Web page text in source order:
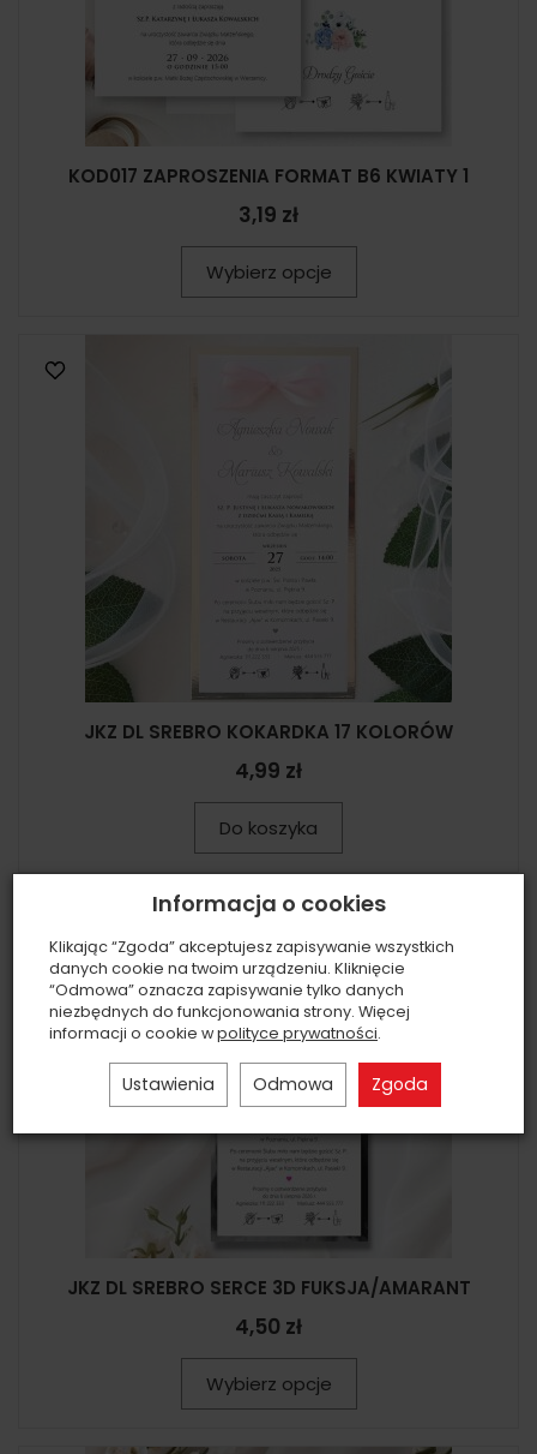
KOD017 ZAPROSZENIA FORMAT B6 KWIATY 1
3,19 zł
Wybierz opcje
JKZ DL SREBRO KOKARDKA 17 KOLORÓW
4,99 zł
Do koszyka
JKZ DL SREBRO SERCE 3D FUKSJA/AMARANT
4,50 zł
Wybierz opcje
Informacja o cookies
Klikając “Zgoda” akceptujesz zapisywanie wszystkich
danych cookie na twoim urządzeniu. Kliknięcie
“Odmowa” oznacza zapisywanie tylko danych
niezbędnych do funkcjonowania strony. Więcej
informacji o cookie wpolityce prywatności.
Ustawienia Odmowa Zgoda